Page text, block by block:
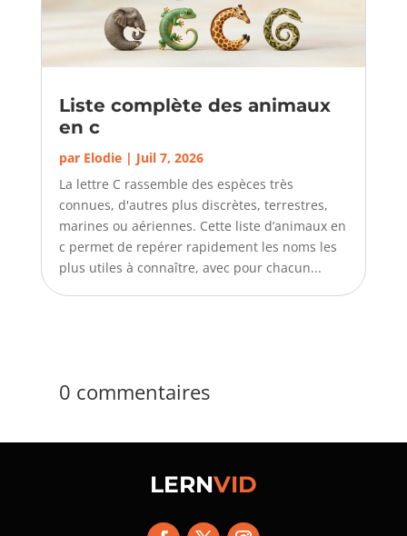
Liste complète des animaux
en c
par Elodie| Juil 7, 2026
La lettre C rassemble des espèces très
connues, d'autres plus discrètes, terrestres,
marines ou aériennes. Cette liste d’animaux en
c permet de repérer rapidement les noms les
plus utiles à connaître, avec pour chacun...
0 commentaires
LERNVID